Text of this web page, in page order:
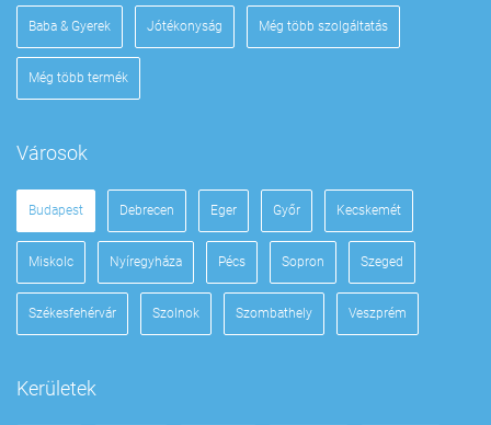
Baba & Gyerek Jótékonyság Még több szolgáltatás
Még több termék
Városok
Budapest Debrecen Eger Győr Kecskemét
Miskolc Nyíregyháza Pécs Sopron Szeged
Székesfehérvár Szolnok Szombathely Veszprém
Kerületek